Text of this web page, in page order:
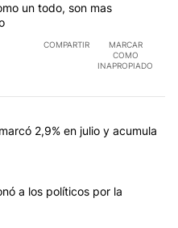
un todo, son mas
COMPARTIR
MARCAR
COMO
INAPROPIADO
más comentarios en los
"La inflación en CABA
2,9% en julio y acumula
"García Cuerva cuestionó
a los políticos por la